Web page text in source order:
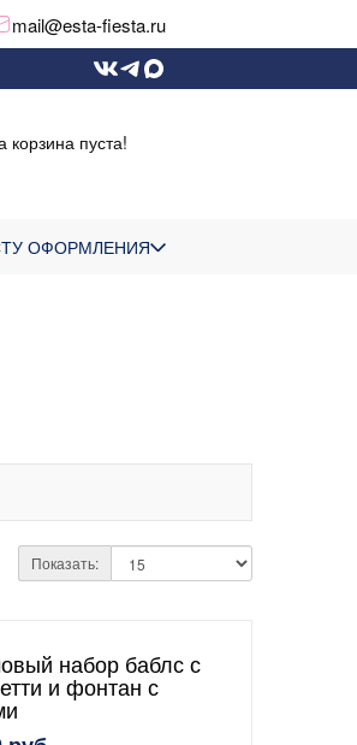
mail@esta-fiesta.ru
корзина пуста!
ОФОРМЛЕНИЯ
Показать:
набор баблс с
и фонтан с